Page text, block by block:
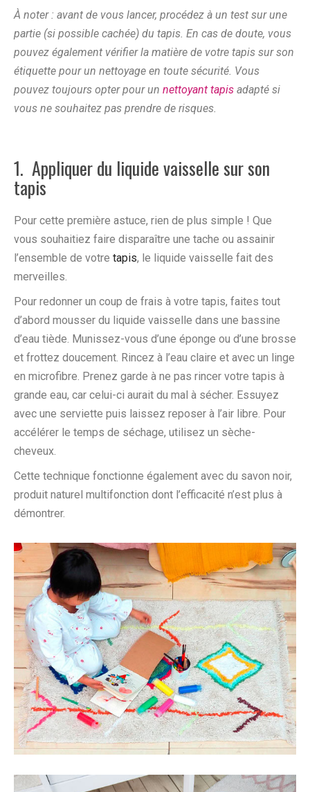
À noter : avant de vous lancer, procédez à un test sur une
partie (si possible cachée) du tapis. En cas de doute, vous
pouvez également vérifier la matière de votre tapis sur son
étiquette pour un nettoyage en toute sécurité. Vous
pouvez toujours opter pour un nettoyant tapis adapté si
vous ne souhaitez pas prendre de risques.
1. Appliquer du liquide vaisselle sur son
tapis
Pour cette première astuce, rien de plus simple ! Que
vous souhaitiez faire disparaître une tache ou assainir
l’ensemble de votre tapis, le liquide vaisselle fait des
merveilles.
Pour redonner un coup de frais à votre tapis, faites tout
d’abord mousser du liquide vaisselle dans une bassine
d’eau tiède. Munissez-vous d’une éponge ou d’une brosse
et frottez doucement. Rincez à l’eau claire et avec un linge
en microfibre. Prenez garde à ne pas rincer votre tapis à
grande eau, car celui-ci aurait du mal à sécher. Essuyez
avec une serviette puis laissez reposer à l’air libre. Pour
accélérer le temps de séchage, utilisez un sèche-
cheveux.
Cette technique fonctionne également avec du savon noir,
produit naturel multifonction dont l’efficacité n’est plus à
démontrer.